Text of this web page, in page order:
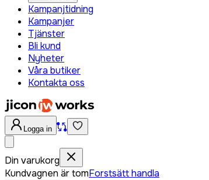
Kampanjtidning
Kampanjer
Tjänster
Bli kund
Nyheter
Våra butiker
Kontakta oss
Logga in
Din varukorg
Kundvagnen är tomForstsätt handla